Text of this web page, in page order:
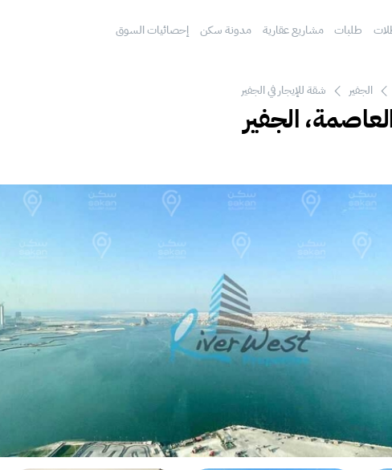
طلبات مشاريع عقارية مدونة سكن إحصائيات السوق
الجفير شقة للإيجار في الجفير
الجفير